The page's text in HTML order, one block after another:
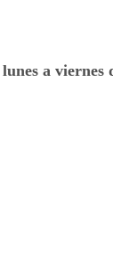
a viernes